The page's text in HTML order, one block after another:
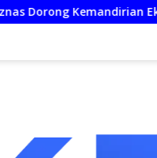
Ekonomi UMKM